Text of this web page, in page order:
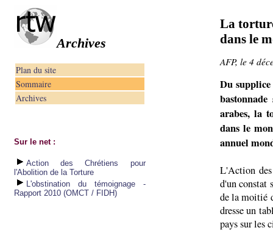
Archives
Plan du site
Sommaire
Archives
Sur le net :
Action des Chrétiens pour
l'Abolition de la Torture
L'obstination du témoignage -
Rapport 2010 (OMCT / FIDH)
La
dans le
AFP, le 4
Du
arabes, la
dans le
annuel
L'Action
d'un constat
de la moitié
dresse un
pays sur les